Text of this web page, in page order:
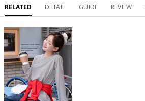
RELATED DETAIL GUIDE REVIEW